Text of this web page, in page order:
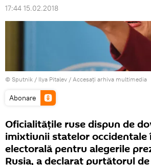
17:44 15.02.2018
© Sputnik / Ilya Pitalev / Accesați arhiva multimedia
Abonare
Oficialitățile ruse dispun de
imixtiunii statelor occidentale
electorală pentru alegerile
Rusia, a declarat purtătorul